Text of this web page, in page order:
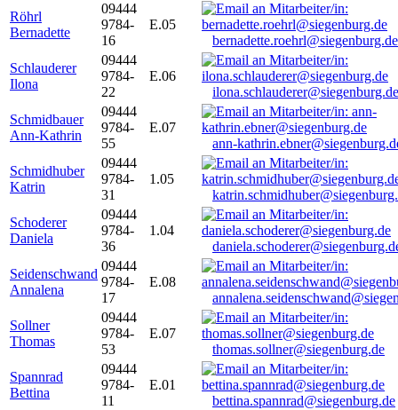
Röhrl
Bernadette
09444
9784-
16
E.05
bernadette.roehrl@siegenburg.de
Schlauderer
Ilona
09444
9784-
22
E.06
ilona.schlauderer@siegenburg.de
Schmidbauer
Ann-Kathrin
09444
9784-
55
E.07
ann-
Schmidhuber
Katrin
09444
9784-
31
1.05
Schoderer
Daniela
09444
9784-
36
1.04
Seidenschwand
Annalena
09444
9784-
17
E.08
Sollner
Thomas
09444
9784-
53
E.07
thomas.sollner@siegenburg.de
Spannrad
Bettina
09444
9784-
11
E.01
bettina.spannrad@siegenburg.de